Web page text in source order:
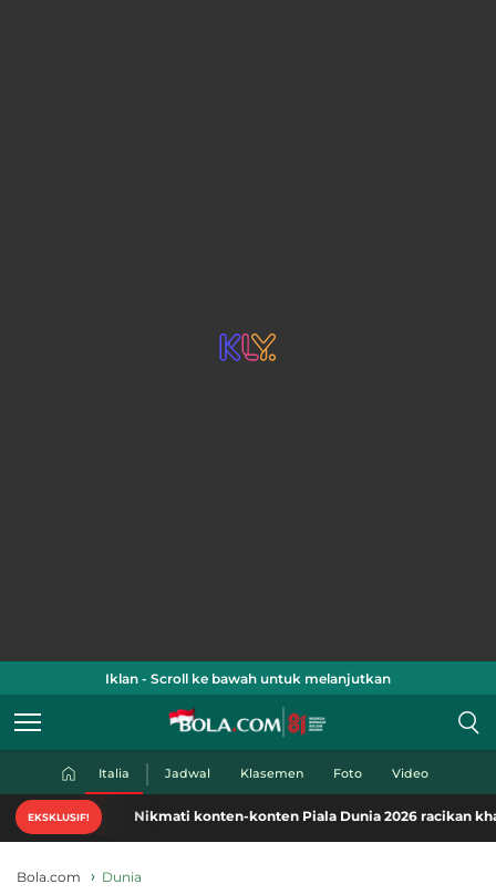
Iklan - Scroll ke bawah untuk melanjutkan
Italia Jadwal Klasemen Foto Video
EKSKLUSIF! Nikmati konten-konten Piala Dunia 2026 racikan khas
Bola.com Dunia